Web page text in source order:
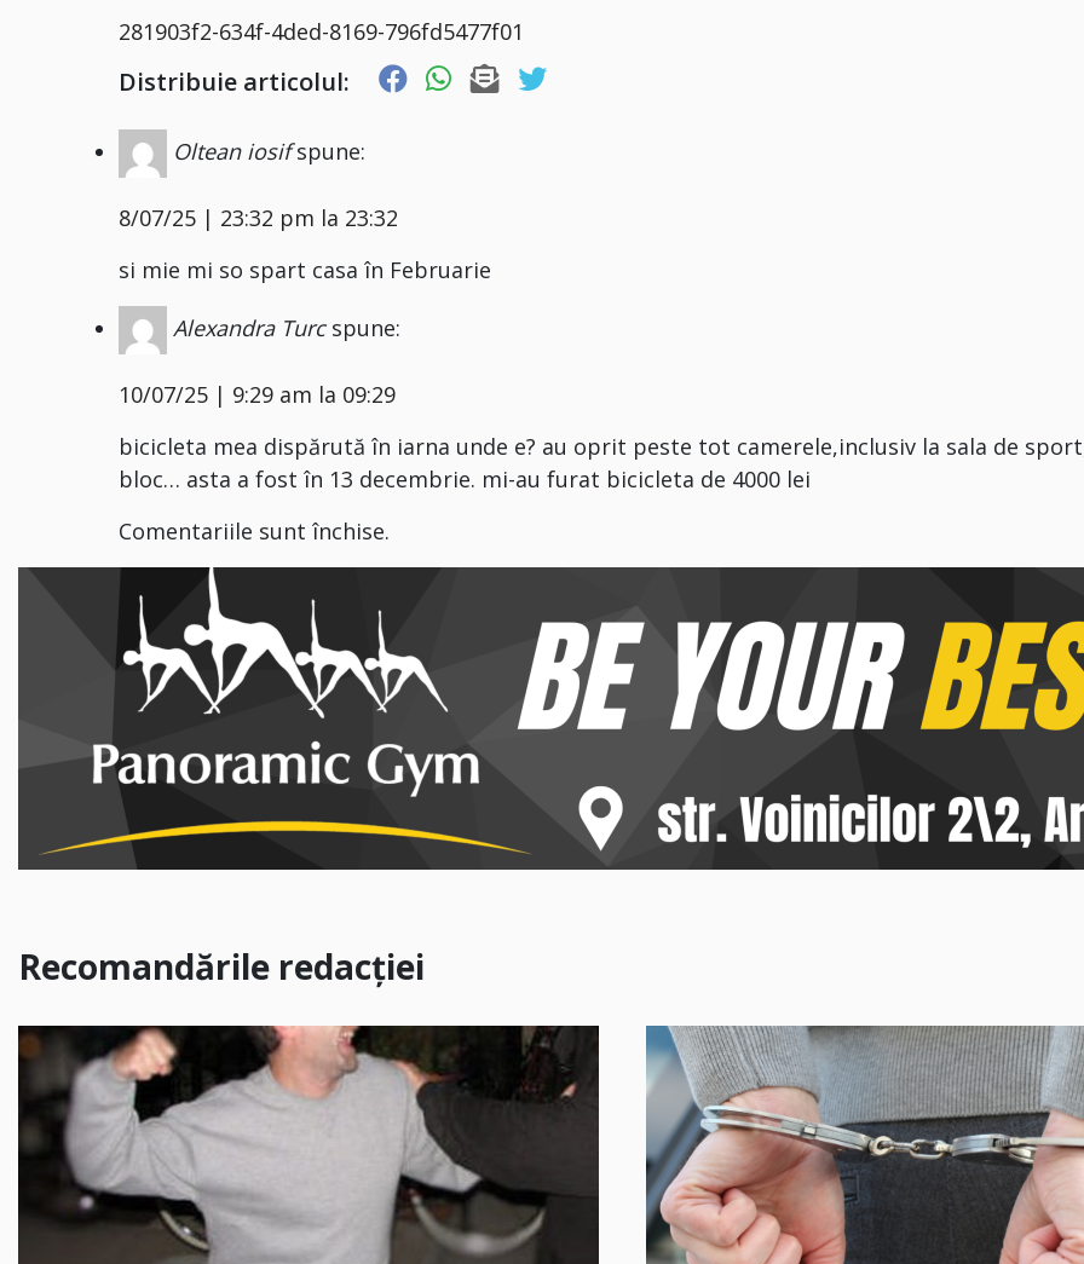
281903f2-634f-4ded-8169-796fd5477f01
Distribuie articolul:
Oltean iosif spune:
8/07/25 | 23:32 pm la 23:32
si mie mi so spart casa în Februarie
Alexandra Turc spune:
10/07/25 | 9:29 am la 09:29
bicicleta mea dispărută în iarna unde e? au oprit peste tot camerele,inclusiv la sala de
bloc… asta a fost în 13 decembrie. mi-au furat bicicleta de 4000 lei
Comentariile sunt închise.
Recomandările redacției